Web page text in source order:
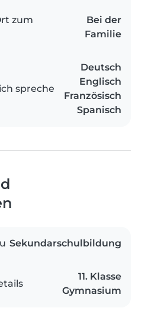
zum
Bei der
Familie
spreche
Deutsch
Englisch
Französisch
Spanisch
Sekundarschulbildung
11. Klasse
Gymnasium